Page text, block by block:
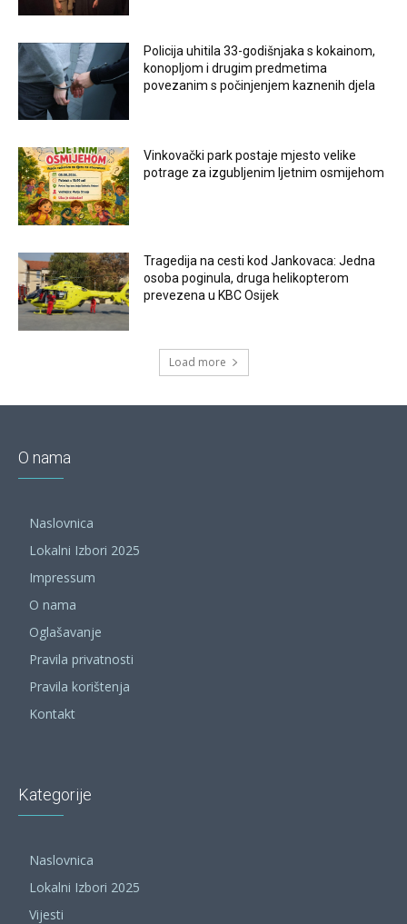
Policija uhitila 33-godišnjaka s kokainom,
konopljom i drugim predmetima
povezanim s počinjenjem kaznenih djela
Vinkovački park postaje mjesto velike
potrage za izgubljenim ljetnim osmijehom
Tragedija na cesti kod Jankovaca: Jedna
osoba poginula, druga helikopterom
prevezena u KBC Osijek
Load more
O nama
Naslovnica
Lokalni Izbori 2025
Impressum
O nama
Oglašavanje
Pravila privatnosti
Pravila korištenja
Kontakt
Kategorije
Naslovnica
Lokalni Izbori 2025
Vijesti